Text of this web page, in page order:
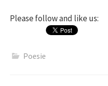
Please follow and like us:
Poesie